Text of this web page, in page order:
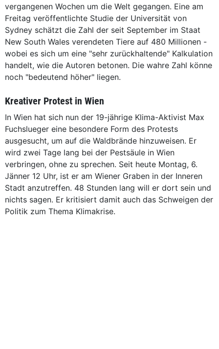
vergangenen Wochen um die Welt gegangen. Eine am
Freitag veröffentlichte Studie der Universität von
Sydney schätzt die Zahl der seit September im Staat
New South Wales verendeten Tiere auf 480 Millionen -
wobei es sich um eine "sehr zurückhaltende" Kalkulation
handelt, wie die Autoren betonen. Die wahre Zahl könne
noch "bedeutend höher" liegen.
Kreativer Protest in Wien
In Wien hat sich nun der 19-jährige Klima-Aktivist Max
Fuchslueger eine besondere Form des Protests
ausgesucht, um auf die Waldbrände hinzuweisen. Er
wird zwei Tage lang bei der Pestsäule in Wien
verbringen, ohne zu sprechen. Seit heute Montag, 6.
Jänner 12 Uhr, ist er am Wiener Graben in der Inneren
Stadt anzutreffen. 48 Stunden lang will er dort sein und
nichts sagen. Er kritisiert damit auch das Schweigen der
Politik zum Thema Klimakrise.